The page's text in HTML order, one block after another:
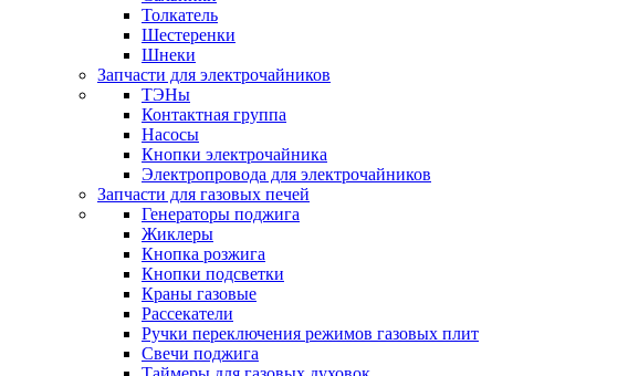
Толкатель
Шестеренки
Шнеки
Запчасти для электрочайников
ТЭНы
Контактная группа
Насосы
Кнопки электрочайника
Электропровода для электрочайников
Запчасти для газовых печей
Генераторы поджига
Жиклеры
Кнопка розжига
Кнопки подсветки
Краны газовые
Рассекатели
Ручки переключения режимов газовых плит
Свечи поджига